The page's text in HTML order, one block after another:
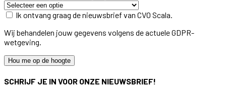
Ik ontvang graag de nieuwsbrief van CVO Scala.
Wij behandelen jouw gegevens volgens de actuele GDPR-
wetgeving.
Hou me op de hoogte
SCHRIJF JE IN VOOR ONZE NIEUWSBRIEF!